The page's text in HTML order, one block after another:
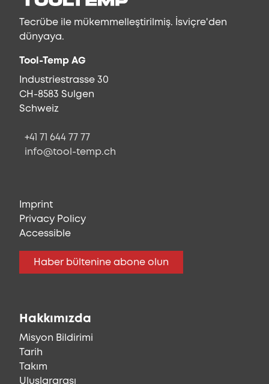
Tecrübe ile mükemmelleştirilmiş. İsviçre'den
dünyaya.
Tool-Temp AG
Industriestrasse 30
CH-8583 Sulgen
Schweiz
+41 71 644 77 77
info@tool-temp.ch
Imprint
Privacy Policy
Accessible
Haber bültenine abone olun
Hakkımızda
Misyon Bildirimi
Tarih
Takım
Uluslararası